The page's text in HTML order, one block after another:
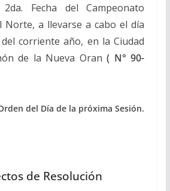
2da. Fecha del Campeonato
Norte, a llevarse a cabo el día
corriente año, en la Ciudad
de la Nueva Oran( N° 90-
del Día de la próxima Sesión.
de Resolución